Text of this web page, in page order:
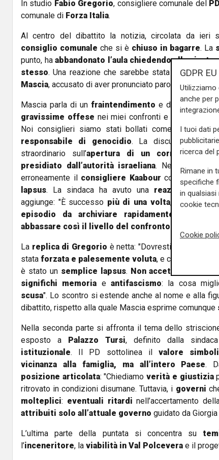
In studio Fabio Gregorio, consigliere comunale del
comunale di Forza Italia.
Al centro del dibattito la notizia, circolata da ieri
consiglio comunale che si è chiuso in bagarre. La
punto, ha abbandonato l’aula chiedendo alla
stesso. Una reazione che sarebbe stata scatenata
Mascia, accusato di aver pronunciato parole che
Mascia parla di unfraintendimento e di unerrore
gravissime offese nei miei confronti e verso tutti i
Noi consiglieri siamo stati bollati come
assassini
responsabile di genocidio. La discussione
straordinario sull’apertura di un corridoio
presidiato dall’autorità israeliana. Nell’esordio
erroneamente il consigliere Kaabour con il nome di
lapsus. La sindaca ha avuto una reazione
aggiunge: "È successo più di una volta, ma non
episodio da archiviare rapidamente
abbassare così il livello del confronto politico
La replica di Gregorio è netta: "Dovresti ammettere
stataforzata e palesemente voluta, e che ci fossero
è stato un semplice lapsus. Non accettiamo
significhi memoria eantifascismo: la cosa
scusa". Lo scontro si estende anche al nome e alla
dibattito, rispetto alla quale Mascia esprime comunque
Nella seconda parte si affronta il tema dello
esposto a Palazzo Tursi, definito dalla
istituzionale. Il PD sottolinea ilvalore
vicinanza alla famiglia, ma all’intero Paese.
posizione articolata: "Chiediamoverità e giustizia
ritrovato in condizioni disumane. Tuttavia, i governi
molteplici: eventuali ritardi nell’accertamento
attribuiti solo all’attuale governo guidato da
L’ultima parte della puntata si concentra su
l’inceneritore, la viabilità in Val Polcevera e il
GDPR
Utilizziamo
anche per
I tuoi dati
ricerca del
Rimane in
specifiche
in
cookie
Cookie